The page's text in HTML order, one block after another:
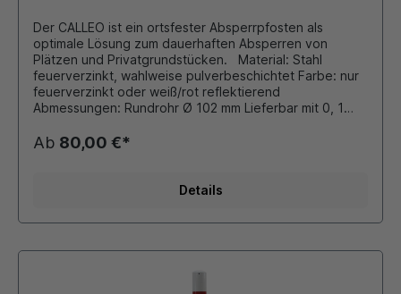
Der CALLEO ist ein ortsfester Absperrpfosten als
optimale Lösung zum dauerhaften Absperren von
Plätzen und Privatgrundstücken. Material: Stahl
feuerverzinkt, wahlweise pulverbeschichtet Farbe: nur
feuerverzinkt oder weiß/rot reflektierend
Abmessungen: Rundrohr Ø 102 mm Lieferbar mit 0, 1
Fußplatte 150x100x8 mm Gesamtlänge: 900 mm Dieser
Pfosten ist auch in der Kategorie "Poller" in anderen
Pulverbeschichtungsanlage ist auch eine Beschichtung
möglich. Die bei Bedarf montierten Ösen für
oder als Schraubösen ausgeführt.
Ab 80,00 €*
Details